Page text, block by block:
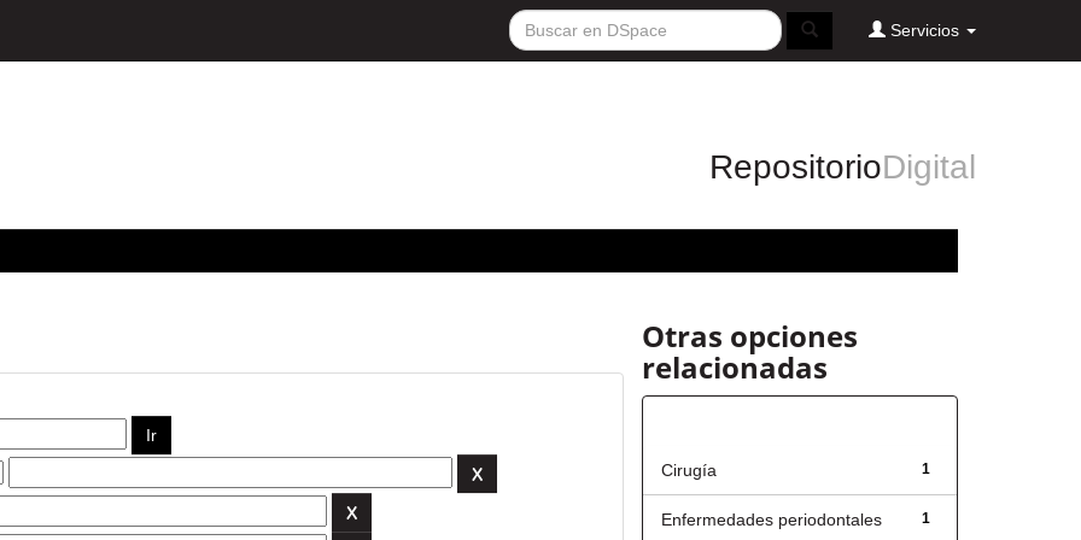
Servicios
RepositorioDigital
Otras opciones
relacionadas
1
Cirugía
1
Enfermedades periodontales